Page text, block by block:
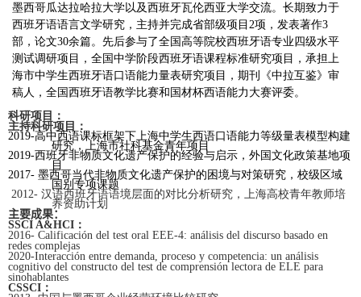
墨西哥瓜达拉哈拉大学以及西班牙瓦伦西亚大学交流。长期致力于
西班牙语语言文学研究，主持并完成省部级项目 2项，发表著作3
部，论文30余篇。先后参与了全国高等院校西班牙语专业四级水平
测试调研项目，全国中学阶段西班牙语课程标准研究项目，承担上
海市中学生西班牙语口语能力量表研究项目，期刊《中拉互鉴》审
稿人，全国西班牙语教学比赛和国材杯西语能力大赛评委。
科研项目：
主持科研项目：
2019-高中西语课标框架下上海中学生西语口语能力等级量表模型构建
研究，上海市社科基金青年项目
2019-西班牙非物质文化遗产保护的经验与启示，外国文化政策基地项
目
2017- 墨西哥当代非物质文化遗产保护的困境与对策研究，校级区域
国别专项课题
2012- 汉语西班牙语语境层面的对比分析研究，上海高校青年教师培
养资助计划
主要成果：
SSCI A&HCI ：
2016- Calificación del test oral EEE-4: análisis del discurso basado en
redes complejas
2020-Interacción entre demanda, proceso y competencia: un análisis
cognitivo del constructo del test de comprensión lectora de ELE para
sinohablantes
CSSCI ：